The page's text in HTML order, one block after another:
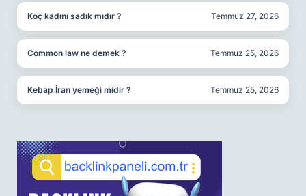
Koç kadını sadık mıdır ? Temmuz 27, 2026
Common law ne demek ? Temmuz 25, 2026
Kebap İran yemeği midir ? Temmuz 25, 2026